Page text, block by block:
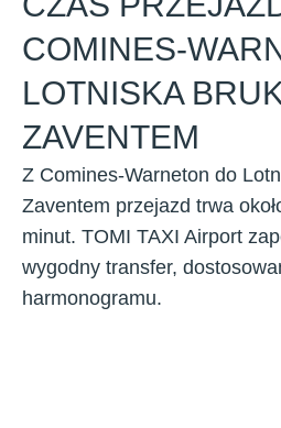
COMINES-
LOTNISKA
ZAVENTEM
Z Comines-Warneton do
Zaventem przejazd trwa
minut. TOMI TAXI Airport
wygodny transfer,
harmonogramu.